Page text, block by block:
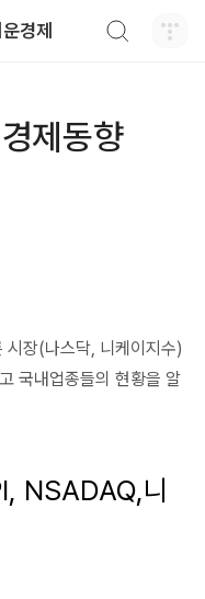
경제
제동향
시장(나스닥, 니케이지수)
국내업종들의 현황을 알
NSADAQ,니